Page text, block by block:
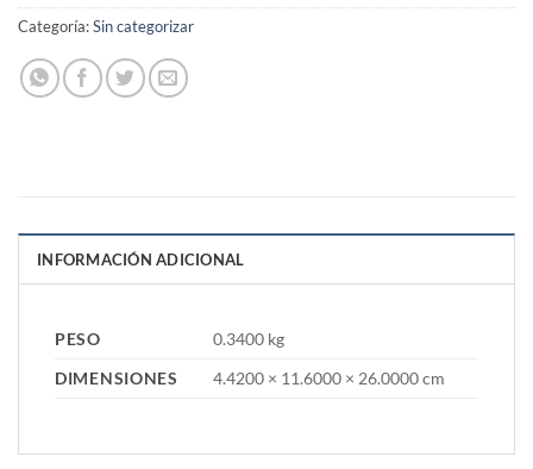
Categoría:Sin categorizar
INFORMACIÓN ADICIONAL
PESO
0.3400 kg
DIMENSIONES
4.4200 × 11.6000 × 26.0000 cm